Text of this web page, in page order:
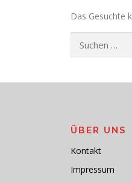
Das Gesuchte
nach:
ÜBER UNS
Kontakt
Impressum